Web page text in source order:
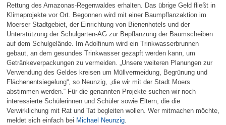
Rettung des Amazonas-Regenwaldes erhalten. Das übrige Geld fließt in
Klimaprojekte vor Ort. Begonnen wird mit einer Baumpflanzaktion im
Moerser Stadtgebiet, der Einrichtung von Bienenhotels und der
Unterstützung der Schulgarten-AG zur Bepflanzung der Baumscheiben
auf dem Schulgelände. Im Adolfinum wird ein Trinkwasserbrunnen
gebaut, an dem gesundes Trinkwasser gezapft werden kann, um
Getränkeverpackungen zu vermeiden. „Unsere weiteren Planungen zur
Verwendung des Geldes kreisen um Müllvermeidung, Begrünung und
Flächenentsiegelung“, so Neunzig, „die wir mit der Stadt Moers
abstimmen werden.“ Für die genannten Projekte suchen wir noch
interessierte Schülerinnen und Schüler sowie Eltern, die die
Verwirklichung mit Rat und Tat begleiten wollen. Wer mitmachen möchte,
meldet sich einfach bei Michael Neunzig.